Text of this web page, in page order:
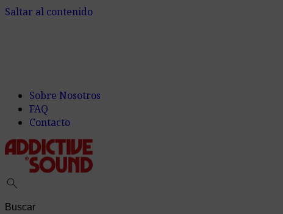
Saltar al contenido
Sobre Nosotros
FAQ
Contacto
search